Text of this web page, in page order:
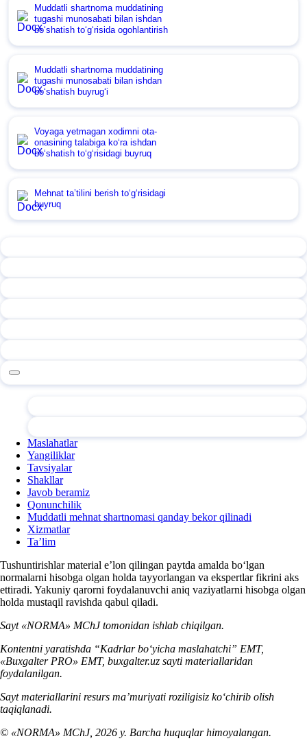
Muddatli shartnoma muddatining
tugashi munosabati bilan ishdan
boʻshatish toʻgʻrisida ogohlantirish
Muddatli shartnoma muddatining
tugashi munosabati bilan ishdan
boʻshatish buyrugʻi
Voyaga yetmagan хodimni ota-
onasining talabiga koʻra ishdan
boʻshatish toʻgʻrisidagi buyruq
Mehnat ta’tilini berish toʻgʻrisidagi
buyruq
Maslahatlar
Yangiliklar
Tavsiyalar
Shakllar
Javob beramiz
Qonunchilik
Muddatli mehnat shartnomasi qanday bekor qilinadi
Xizmatlar
Ta’lim
Tushuntirishlar material e’lon qilingan paytda amalda boʻlgan
normalarni hisobga olgan holda tayyorlangan va ekspertlar fikrini aks
ettiradi. Yakuniy qarorni foydalanuvchi aniq vaziyatlarni hisobga olgan
holda mustaqil ravishda qabul qiladi.
Sayt «NORMA» MChJ tomonidan ishlab chiqilgan.
Kontentni yaratishda “Kadrlar boʻyicha maslahatchi” EMT,
«Buxgalter PRO» EMT, buxgalter.uz sayti materiallaridan
foydalanilgan.
Sayt materiallarini resurs ma’muriyati roziligisiz koʻchirib olish
taqiqlanadi.
© «NORMA» MChJ, 2026 y. Barcha huquqlar himoyalangan.